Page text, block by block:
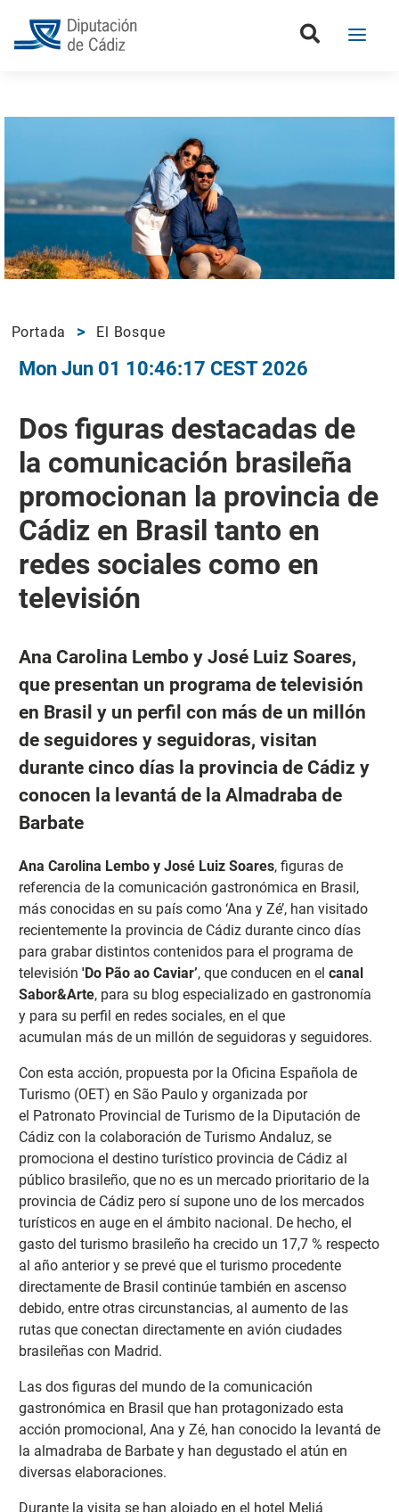
Portada El Bosque
Mon Jun 01 10:46:17 CEST 2026
Dos figuras destacadas de
la comunicación brasileña
promocionan la provincia de
Cádiz en Brasil tanto en
redes sociales como en
televisión
Ana Carolina Lembo y José Luiz Soares,
que presentan un programa de televisión
en Brasil y un perfil con más de un millón
de seguidores y seguidoras, visitan
durante cinco días la provincia de Cádiz y
conocen la levantá de la Almadraba de
Barbate
Ana Carolina Lembo y José Luiz Soares, figuras de
referencia de la comunicación gastronómica en Brasil,
más conocidas en su país como ‘Ana y Zé’, han visitado
recientemente la provincia de Cádiz durante cinco días
para grabar distintos contenidos para el programa de
televisión 'Do Pão ao Caviar’, que conducen en el canal
Sabor&Arte, para su blog especializado en gastronomía
y para su perfil en redes sociales, en el que
acumulan más de un millón de seguidoras y seguidores.
Con esta acción, propuesta por la Oficina Española de
Turismo (OET) en São Paulo y organizada por
el Patronato Provincial de Turismo de la Diputación de
Cádiz con la colaboración de Turismo Andaluz, se
promociona el destino turístico provincia de Cádiz al
público brasileño, que no es un mercado prioritario de la
provincia de Cádiz pero sí supone uno de los mercados
turísticos en auge en el ámbito nacional. De hecho, el
gasto del turismo brasileño ha crecido un 17,7 % respecto
al año anterior y se prevé que el turismo procedente
directamente de Brasil continúe también en ascenso
debido, entre otras circunstancias, al aumento de las
rutas que conectan directamente en avión ciudades
brasileñas con Madrid.
Las dos figuras del mundo de la comunicación
gastronómica en Brasil que han protagonizado esta
acción promocional, Ana y Zé, han conocido la levantá de
la almadraba de Barbate y han degustado el atún en
diversas elaboraciones.
Durante la visita se han alojado en el hotel Meliá